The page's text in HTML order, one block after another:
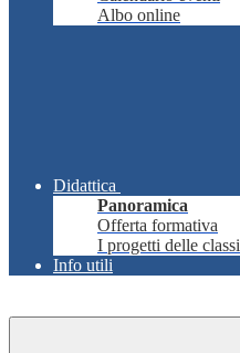
Albo online
Didattica
Panoramica
Offerta formativa
I progetti delle classi
Info utili